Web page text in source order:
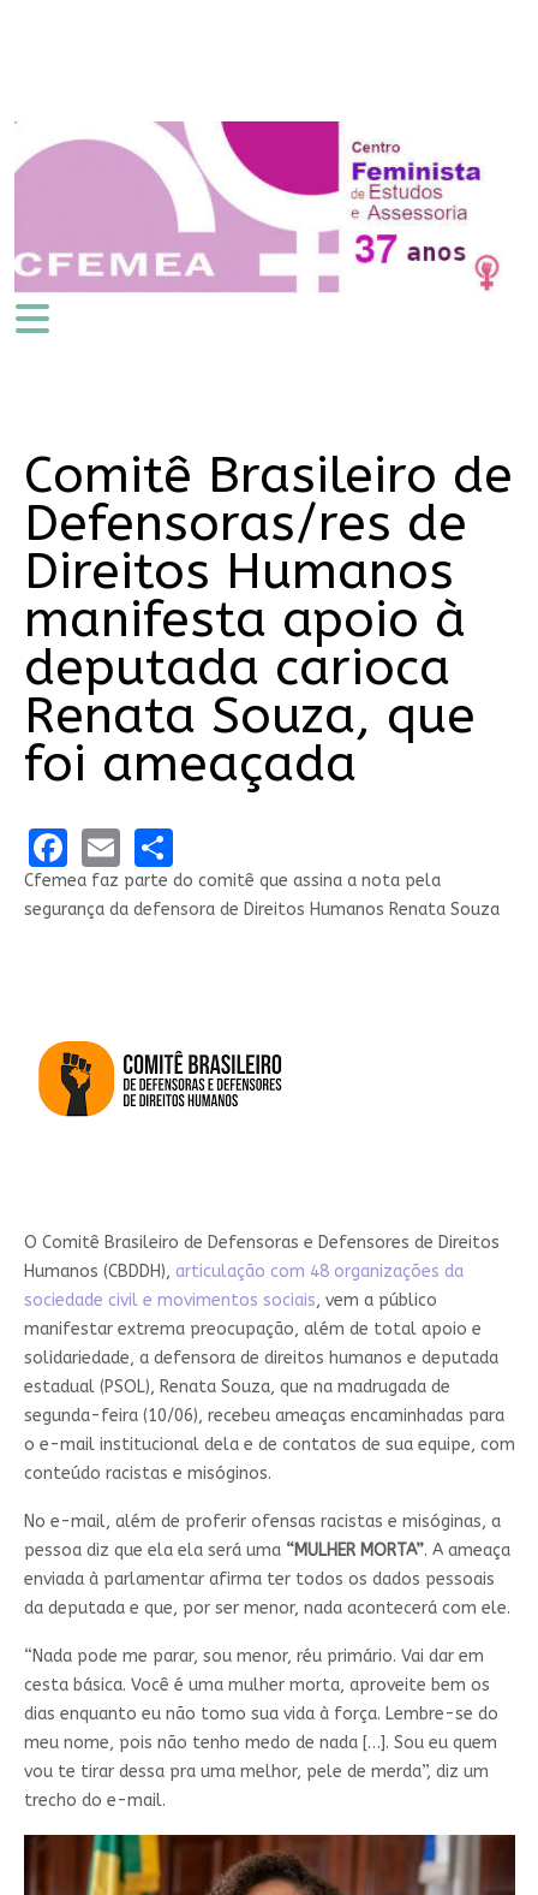
Comitê Brasileiro de
Defensoras/res de
Direitos Humanos
manifesta apoio à
deputada carioca
Renata Souza, que
foi ameaçada
Facebook
EmailShare
Cfemea faz parte do comitê que assina a nota pela
segurança da defensora de Direitos Humanos Renata Souza
O Comitê Brasileiro de Defensoras e Defensores de Direitos
Humanos (CBDDH), articulação com 48 organizações da
sociedade civil e movimentos sociais, vem a público
manifestar extrema preocupação, além de total apoio e
solidariedade, a defensora de direitos humanos e deputada
estadual (PSOL), Renata Souza, que na madrugada de
segunda-feira (10/06), recebeu ameaças encaminhadas para
o e-mail institucional dela e de contatos de sua equipe, com
conteúdo racistas e misóginos.
No e-mail, além de proferir ofensas racistas e misóginas, a
pessoa diz que ela ela será uma “MULHER MORTA”. A ameaça
enviada à parlamentar afirma ter todos os dados pessoais
da deputada e que, por ser menor, nada acontecerá com ele.
“Nada pode me parar, sou menor, réu primário. Vai dar em
cesta básica. Você é uma mulher morta, aproveite bem os
dias enquanto eu não tomo sua vida à força. Lembre-se do
meu nome, pois não tenho medo de nada […]. Sou eu quem
vou te tirar dessa pra uma melhor, pele de merda”, diz um
trecho do e-mail.